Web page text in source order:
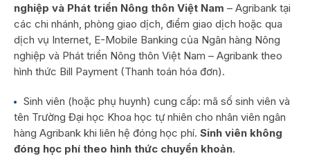
nghiệp và Phát triển Nông thôn Việt Nam – Agribank tại
các chi nhánh, phòng giao dịch, điểm giao dịch hoặc qua
dịch vụ Internet, E-Mobile Banking của Ngân hàng Nông
nghiệp và Phát triển Nông thôn Việt Nam – Agribank theo
hình thức Bill Payment (Thanh toán hóa đơn).
Sinh viên (hoặc phụ huynh) cung cấp: mã số sinh viên và
tên Trường Đại học Khoa học tự nhiên cho nhân viên ngân
hàng Agribank khi liên hệ đóng học phí. Sinh viên không
đóng học phí theo hình thức chuyển khoản.